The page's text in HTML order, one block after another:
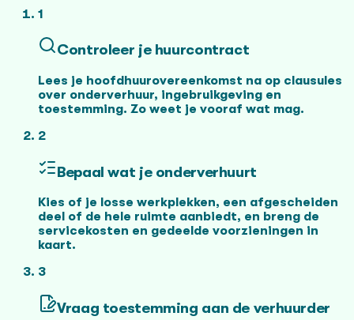
1
Controleer je huurcontract
Lees je hoofdhuurovereenkomst na op clausules
over onderverhuur, ingebruikgeving en
toestemming. Zo weet je vooraf wat mag.
2
Bepaal wat je onderverhuurt
Kies of je losse werkplekken, een afgescheiden
deel of de hele ruimte aanbiedt, en breng de
servicekosten en gedeelde voorzieningen in
kaart.
3
Vraag toestemming aan de verhuurder